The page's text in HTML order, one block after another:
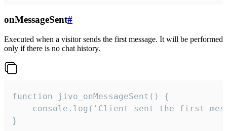
onMessageSent#
Executed when a visitor sends the first message. It will be performed
only if there is no chat history.
function jivo_onMessageSent() {
console.log('Client sent the first
}